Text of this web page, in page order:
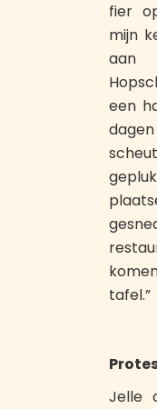
fier
mijn
een
tafel.”
Jelle